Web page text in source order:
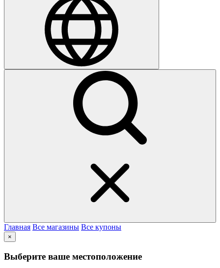
Главная Все магазины Все купоны
×
Выберите ваше местоположение